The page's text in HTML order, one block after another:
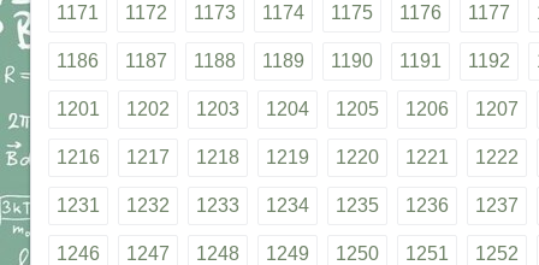
1171 1172 1173 1174 1175 1176 1177
1186 1187 1188 1189 1190 1191 1192
1201 1202 1203 1204 1205 1206 1207
1216 1217 1218 1219 1220 1221 1222
1231 1232 1233 1234 1235 1236 1237
1246 1247 1248 1249 1250 1251 1252